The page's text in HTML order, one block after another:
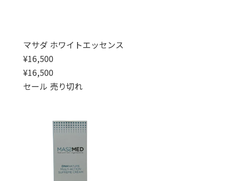
マサダ ホワイトエッセンス
通常価格
¥16,500
通常価格
セール価格
¥16,500
セール 売り切れ